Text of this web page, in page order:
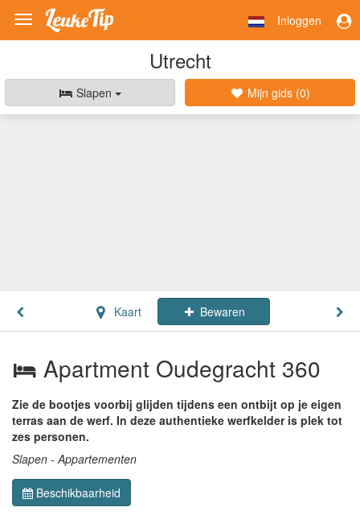
Toggle
navigation
Inloggen
Utrecht
Slapen Mijn gids (0)
Kaart Bewaren
Apartment Oudegracht 360
Zie de bootjes voorbij glijden tijdens een ontbijt op je eigen
terras aan de werf. In deze authentieke werfkelder is plek tot
zes personen.
Slapen - Appartementen
Beschikbaarheid